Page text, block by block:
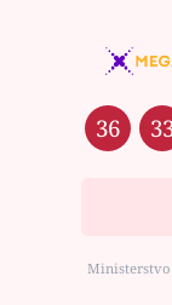
36
Ministerstvo